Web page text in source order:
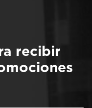
recibir